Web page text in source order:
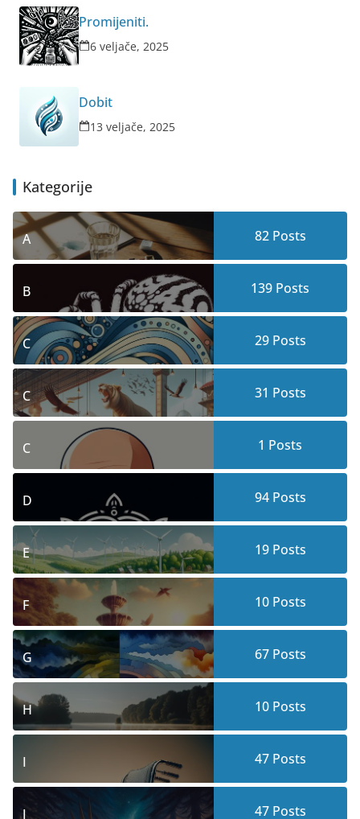
Promijeniti.
6 veljače, 2025
Dobit
13 veljače, 2025
Kategorije
A 82Posts
B 139 Posts
C 29Posts
C 31 Posts
C 1 Posts
D 94Posts
E 19Posts
F 10Posts
G 67Posts
H 10Posts
I 47Posts
J 47Posts